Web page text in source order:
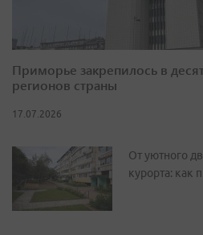
Приморье закрепилось в
регионов страны
17.07.2026
От уютного
курорта: как